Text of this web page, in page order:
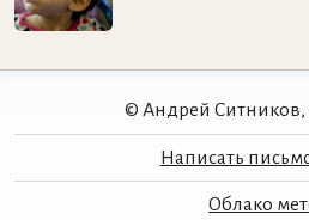
© Андрей
Написать
Облако